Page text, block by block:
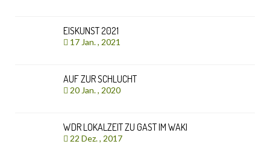
EISKUNST 2021
17 Jan. , 2021
AUF ZUR SCHLUCHT
20 Jan. , 2020
WDR LOKALZEIT ZU GAST IM WAKI
22 Dez. , 2017